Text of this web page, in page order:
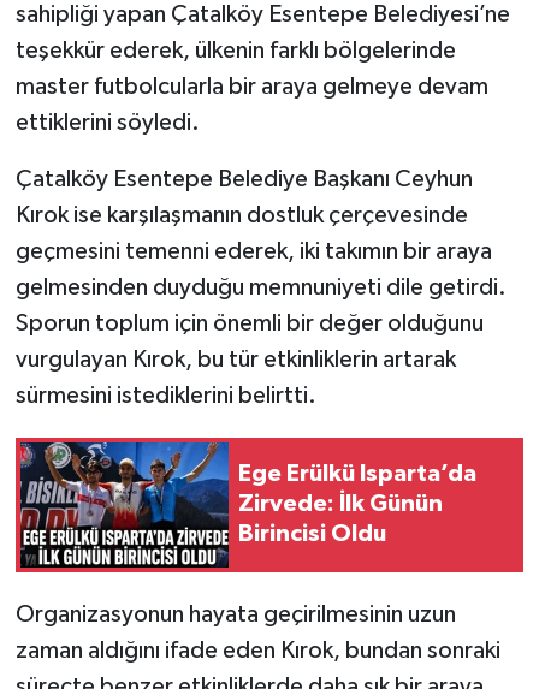
sahipliği yapan Çatalköy Esentepe Belediyesi’ne
teşekkür ederek, ülkenin farklı bölgelerinde
master futbolcularla bir araya gelmeye devam
ettiklerini söyledi.
Çatalköy Esentepe Belediye Başkanı Ceyhun
Kırok ise karşılaşmanın dostluk çerçevesinde
geçmesini temenni ederek, iki takımın bir araya
gelmesinden duyduğu memnuniyeti dile getirdi.
Sporun toplum için önemli bir değer olduğunu
vurgulayan Kırok, bu tür etkinliklerin artarak
sürmesini istediklerini belirtti.
Ege Erülkü Isparta’da
Zirvede: İlk Günün
Birincisi Oldu
Organizasyonun hayata geçirilmesinin uzun
zaman aldığını ifade eden Kırok, bundan sonraki